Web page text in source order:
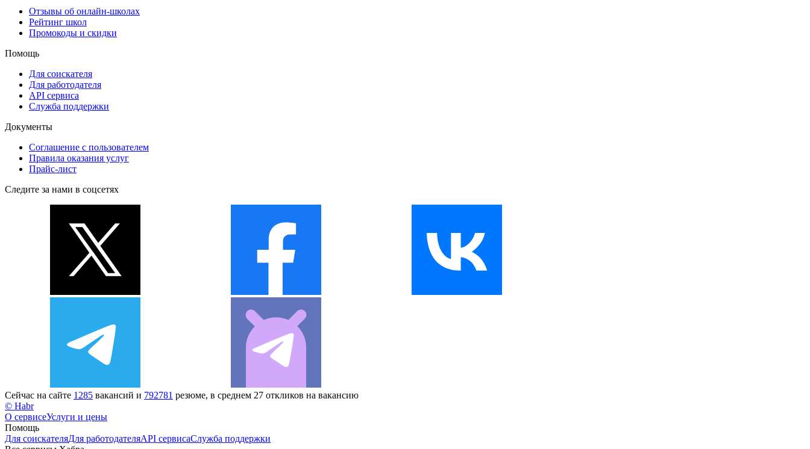
Отзывы об онлайн-школах
Рейтинг школ
Промокоды и скидки
Помощь
Для соискателя
Для работодателя
API сервиса
Служба поддержки
Документы
Соглашение с пользователем
Правила оказания услуг
Прайс-лист
Следите за нами в соцсетях
Сейчас на сайте 1285 вакансий и 792781 резюме, в среднем 27 откликов на вакансию
© Habr
О сервисеУслуги и цены
Помощь
Для соискателяДля работодателяAPI сервисаСлужба поддержки